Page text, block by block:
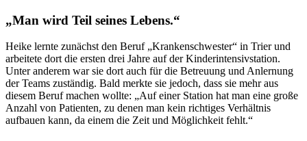
„Man wird Teil seines Lebens.“
Heike lernte zunächst den Beruf „Krankenschwester“ in Trier und
arbeitete dort die ersten drei Jahre auf der Kinderintensivstation.
Unter anderem war sie dort auch für die Betreuung und Anlernung
der Teams zuständig. Bald merkte sie jedoch, dass sie mehr aus
diesem Beruf machen wollte: „Auf einer Station hat man eine große
Anzahl von Patienten, zu denen man kein richtiges Verhältnis
aufbauen kann, da einem die Zeit und Möglichkeit fehlt.“